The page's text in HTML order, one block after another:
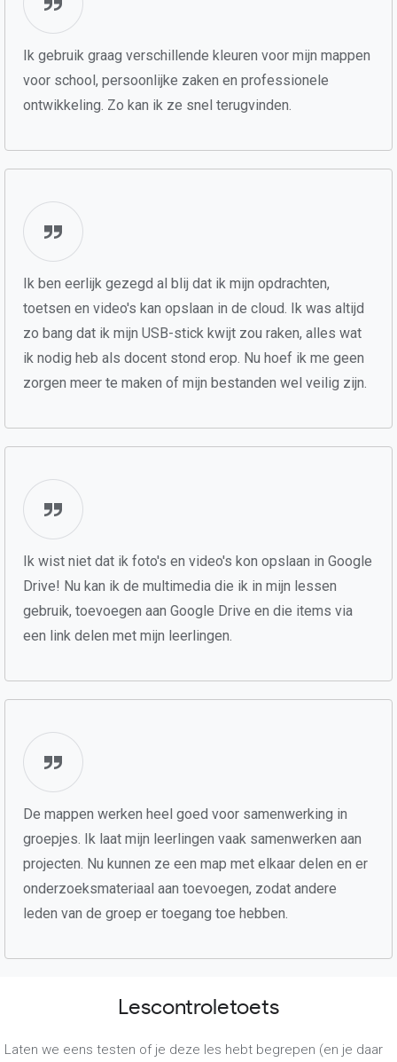
Ik gebruik graag verschillende kleuren voor mijn mappen
voor school, persoonlijke zaken en professionele
ontwikkeling. Zo kan ik ze snel terugvinden.
Ik ben eerlijk gezegd al blij dat ik mijn opdrachten,
toetsen en video's kan opslaan in de cloud. Ik was altijd
zo bang dat ik mijn USB-stick kwijt zou raken, alles wat
ik nodig heb als docent stond erop. Nu hoef ik me geen
zorgen meer te maken of mijn bestanden wel veilig zijn.
Ik wist niet dat ik foto's en video's kon opslaan in Google
Drive! Nu kan ik de multimedia die ik in mijn lessen
gebruik, toevoegen aan Google Drive en die items via
een link delen met mijn leerlingen.
De mappen werken heel goed voor samenwerking in
groepjes. Ik laat mijn leerlingen vaak samenwerken aan
projecten. Nu kunnen ze een map met elkaar delen en er
onderzoeksmateriaal aan toevoegen, zodat andere
leden van de groep er toegang toe hebben.
Lescontroletoets
Laten we eens testen of je deze les hebt begrepen (en je daar